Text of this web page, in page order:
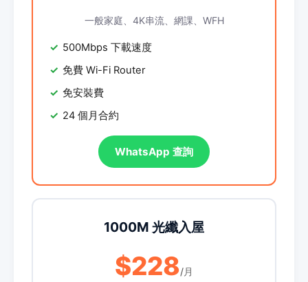
一般家庭、4K串流、網課、WFH
500Mbps 下載速度
免費 Wi-Fi Router
免安裝費
24 個月合約
WhatsApp 查詢
1000M 光纖入屋
$228/月